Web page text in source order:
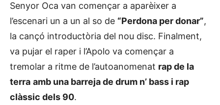
Senyor Oca van començar a aparèixer a
l’escenari un a un al so de “Perdona per donar”,
la cançó introductòria del nou disc. Finalment,
va pujar el raper i l’Apolo va començar a
tremolar a ritme de l’autoanomenat rap de la
terra amb una barreja de drum n’ bass i rap
clàssic dels 90.